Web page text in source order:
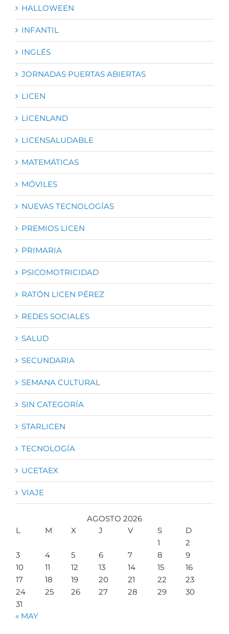
HALLOWEEN
INFANTIL
INGLÉS
JORNADAS PUERTAS ABIERTAS
LICEN
LICENLAND
LICENSALUDABLE
MATEMÁTICAS
MÓVILES
NUEVAS TECNOLOGÍAS
PREMIOS LICEN
PRIMARIA
PSICOMOTRICIDAD
RATÓN LICEN PÉREZ
REDES SOCIALES
SALUD
SECUNDARIA
SEMANA CULTURAL
SIN CATEGORÍA
STARLICEN
TECNOLOGÍA
UCETAEX
VIAJE
AGOSTO 2026
L
M X J V S
D
1
2
3
4 5 6 7 8
9
10
11 12 13 14 15
16
17
18 19 20 21 22
23
24
25 26 27 28 29
30
31
« MAY